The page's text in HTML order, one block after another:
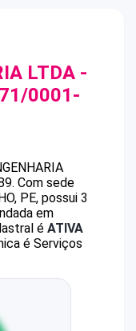
LTDA -
0001-
. Com sede
PE, possui 3
em
é ATIVA
é Serviços